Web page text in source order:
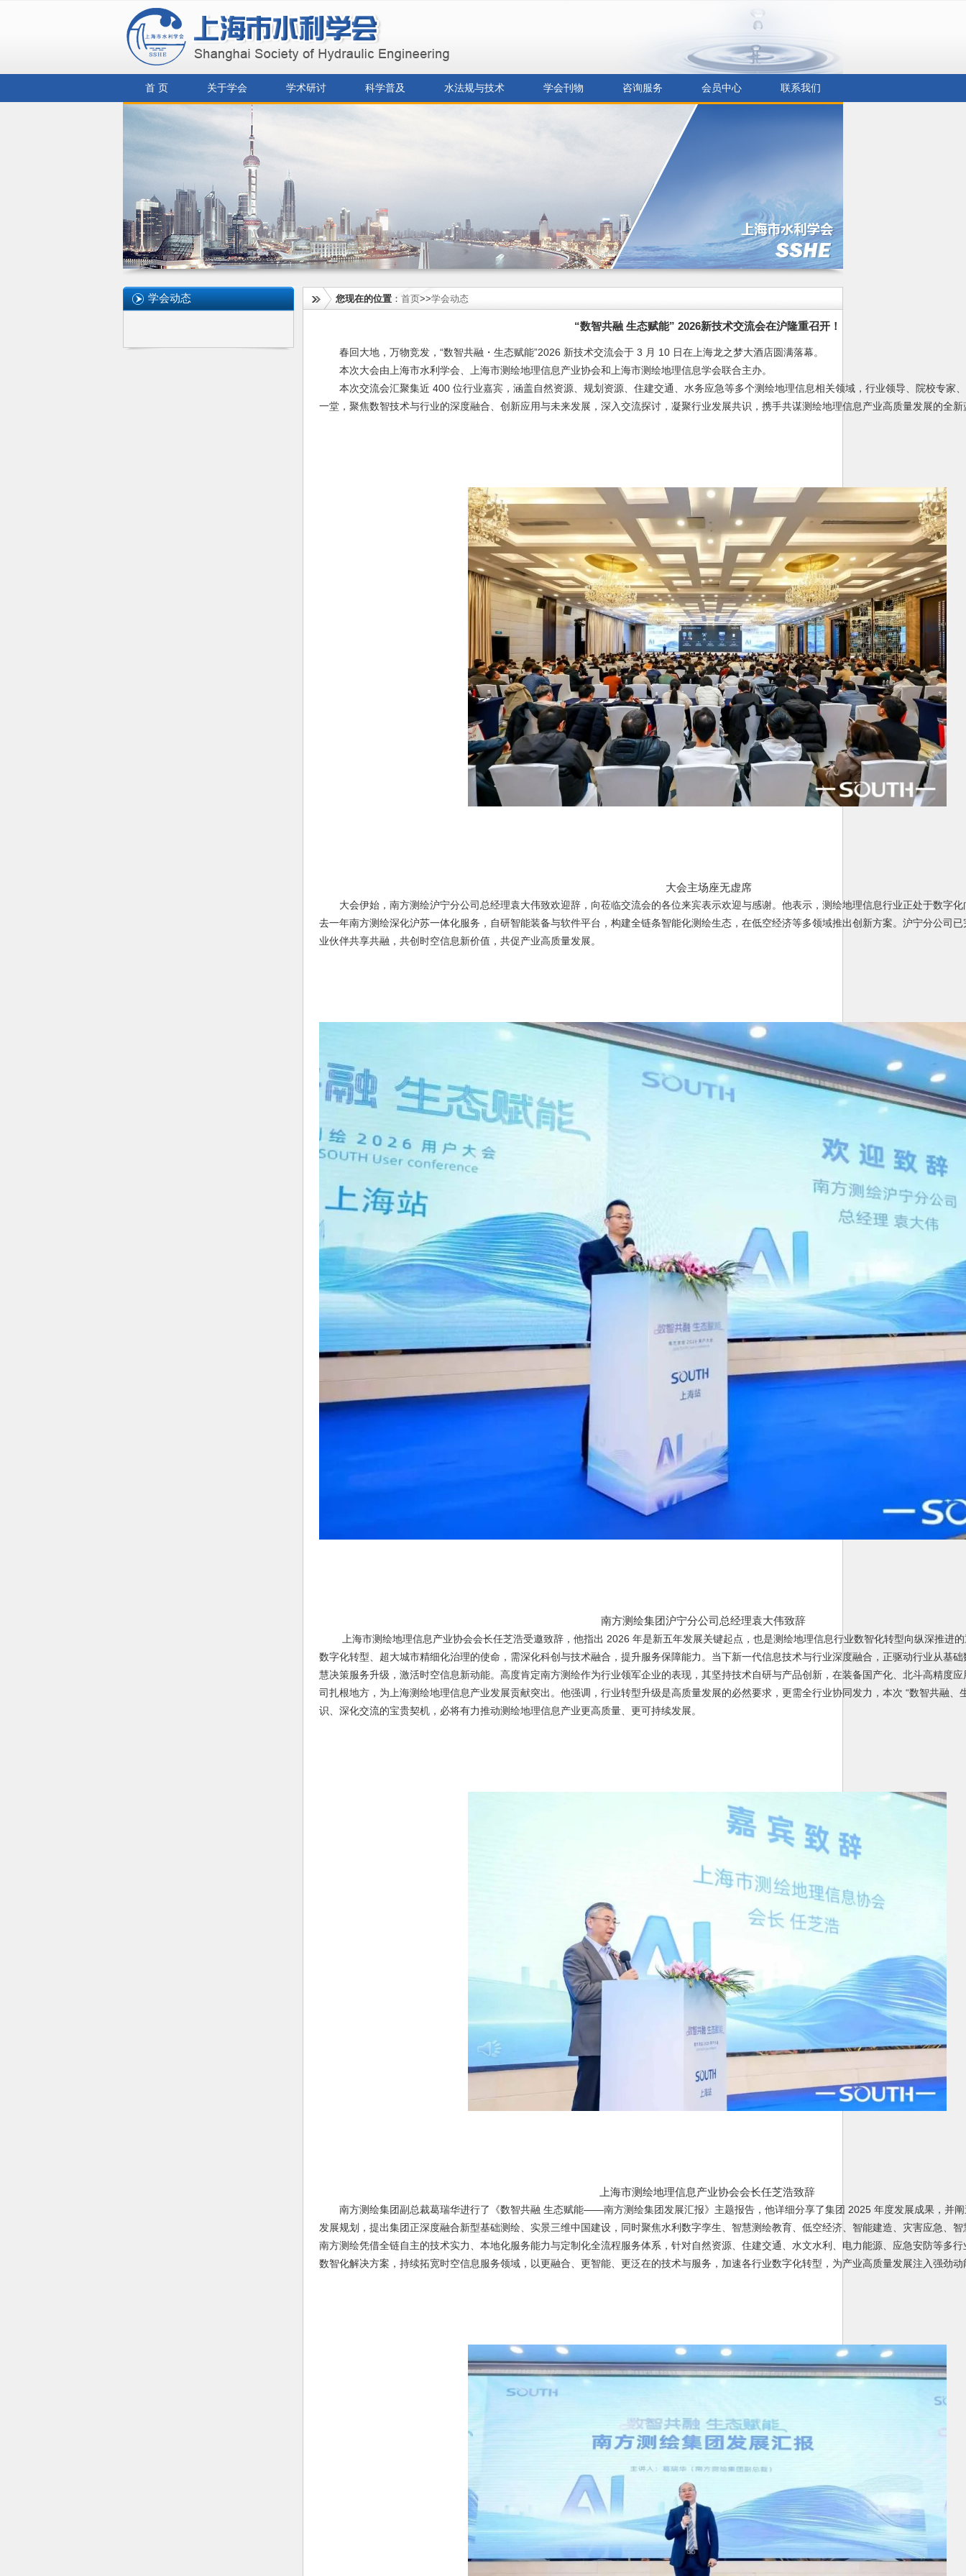
首 页 关于学会 学术研讨 科学普及 水法规与技术 学会刊物 咨询服务 会员中心 联系我们
学会动态 您现在的位置 ： 首页>>学会动态
“数智共融 生态赋能” 2026新技术交流会在沪隆重召开！
春回大地，万物竞发，“数智共融・生态赋能”2026 新技术交流会于 3 月 10 日在上海龙之梦大酒店圆满落幕。
本次大会由上海市水利学会、上海市测绘地理信息产业协会和上海市测绘地理信息学会联合主办。
本次交流会汇聚集近 400 位行业嘉宾，涵盖自然资源、规划资源、住建交通、水务应急等多个测绘地理信息相关领域，行业领导、院校专家
一堂，聚焦数智技术与行业的深度融合、创新应用与未来发展，深入交流探讨，凝聚行业发展共识，携手共谋测绘地理信息产业高质量发展的全新
大会主场座无虚席
大会伊始， 南方测绘沪宁分公司总经理袁大伟致欢迎辞，向莅临交流会的各位来宾表示欢迎与感谢。他表示，测绘地理信息行业正处于数字
去一年南方测绘深化沪苏一体化服务，自研智能装备与软件平台，构建全链条智能化测绘生态，在低空经济等多领域推出创新方案。沪宁分公司
业伙伴共享共融，共创时空信息新价值，共促产业高质量发展。
南方测绘集团沪宁分公司总经理袁大伟致辞
上海市测绘地理信息产业协会会长任芝浩受邀致辞，他指出 2026 年是新五年发展关键起点，也是测绘地理信息行业数智化转型向纵深推进
数字化转型、超大城市精细化治理的使命，需深化科创与技术融合，提升服务保障能力。当下新一代信息技术与行业深度融合，正驱动行业从基
慧决策服务升级，激活时空信息新动能。高度肯定南方测绘作为行业领军企业的表现，其坚持技术自研与产品创新，在装备国产化、北斗高精度
司扎根地方，为上海测绘地理信息产业发展贡献突出。他强调，行业转型升级是高质量发展的必然要求，更需全行业协同发力，本次 “数智共融、
识、深化交流的宝贵契机，必将有力推动测绘地理信息产业更高质量、更可持续发展。
上海市测绘地理信息产业协会会长任芝浩致辞
南方测绘集团副总裁葛瑞华进行了《数智共融 生态赋能——南方测绘集团发展汇报》主题报告，他详细分享了集团 2025 年度发展成果，并
发展规划，提出集团正深度融合新型基础测绘、实景三维中国建设，同时聚焦水利数字孪生、智慧测绘教育、低空经济、智能建造、灾害应急、
南方测绘凭借全链自主的技术实力、本地化服务能力与定制化全流程服务体系，针对自然资源、住建交通、水文水利、电力能源、应急安防等多
数智化解决方案，持续拓宽时空信息服务领域，以更融合、更智能、更泛在的技术与服务，加速各行业数字化转型，为产业高质量发展注入强劲动